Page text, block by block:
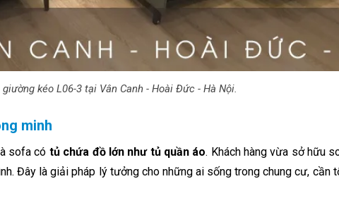
kéo L06-3 tại Vân Canh - Hoài Đức - Hà Nội.
minh
sofa có tủ chứa đồ lớn như tủ quần áo. Khách hàng vừa sở hữu
Đây là giải pháp lý tưởng cho những ai sống trong chung cư, cần